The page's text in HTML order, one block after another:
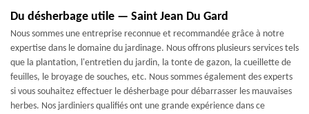
Du désherbage utile — Saint Jean Du Gard
Nous sommes une entreprise reconnue et recommandée grâce à notre
expertise dans le domaine du jardinage. Nous offrons plusieurs services tels
que la plantation, l'entretien du jardin, la tonte de gazon, la cueillette de
feuilles, le broyage de souches, etc. Nous sommes également des experts
si vous souhaitez effectuer le désherbage pour débarrasser les mauvaises
herbes. Nos jardiniers qualifiés ont une grande expérience dans ce